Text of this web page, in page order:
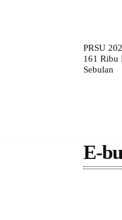
PRSU
161 Ribu
Sebulan
E-